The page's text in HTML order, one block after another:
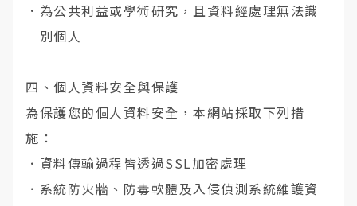
． 為公共利益或學術研究，且資料經處理無法識
別個人
四、個人資料安全與保護
為保護您的個人資料安全，本網站採取下列措
施：
． 資料傳輸過程皆透過SSL加密處理
． 系統防火牆、防毒軟體及入侵偵測系統維護資